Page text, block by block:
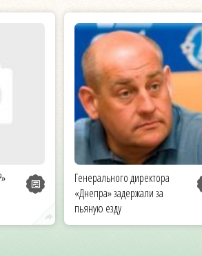
Генерального директора
«Днепра» задержали за
пьяную езду